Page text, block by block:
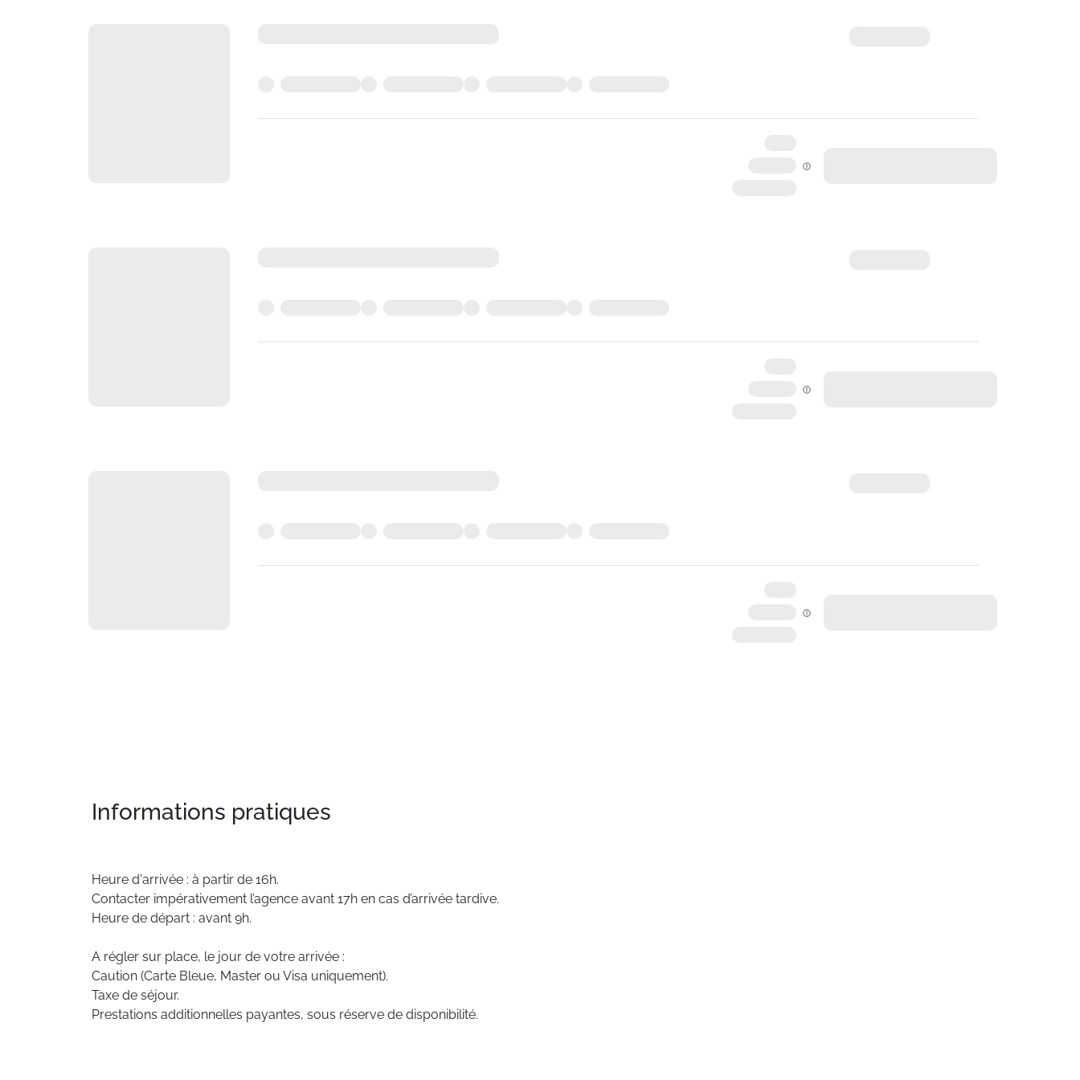
Informations pratiques
Heure d'arrivée : à partir de 16h.
Contacter impérativement l’agence avant 17h en cas d’arrivée tardive.
Heure de départ : avant 9h.
A régler sur place, le jour de votre arrivée :
Caution (Carte Bleue, Master ou Visa uniquement).
Taxe de séjour.
Prestations additionnelles payantes, sous réserve de disponibilité.